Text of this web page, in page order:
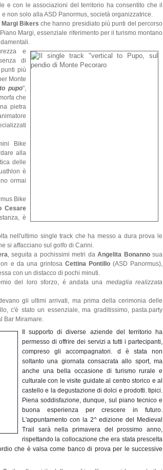
e con le associazioni del territorio ha consentito che il
non solo alla ASD Panormus, società organizzatrice.
Margi Bikers che hanno presidiato più punti del percorso
Margi, essenziale riferimento per il turismo montano
e
di
più
Monte
pupo",
che
pietra
Bike
alla
delle
è
ormai
Bike
Cesare
è
nell'ultimo single track che ha messo a dura prova le
si affacciano sul golfo di Carini.
, seguita a pochissimi metri daAngelita Bonannosua
e da una grintosa Cettina Pontillo(ASD Panormus),
con un distacco di pochi minuti.
del loro sforzo, é andata una medaglia realizzata
gli ultimi arrivati, ma prima della cerimonia delle
c'è stato un essenziale, ma graditissimo, pasta.party
Bar Miramare.
Il supporto di diverse aziende del territorio ha
permesso di offrire dei servizi a tutti i partecipanti,
compreso gli accompagnatori. d è stata non
soltanto una giornata consacrata allo sport, ma
anche una bella occasione di turismo rurale e
culturale con le visite guidate al centro storico e al
castello e la degustazione di dolci e prodotti. tipici.
Piena soddisfazione, dunque, sul piano tecnico e
buona esperienza per crescere in futuro.
L'appuntamento con la 2^ edizione del Medieval
Trail sarà nella primavera del prossimo anno,
rispettando la collocazione che era stata prescelta
che è valsa come banco di prova per le successive